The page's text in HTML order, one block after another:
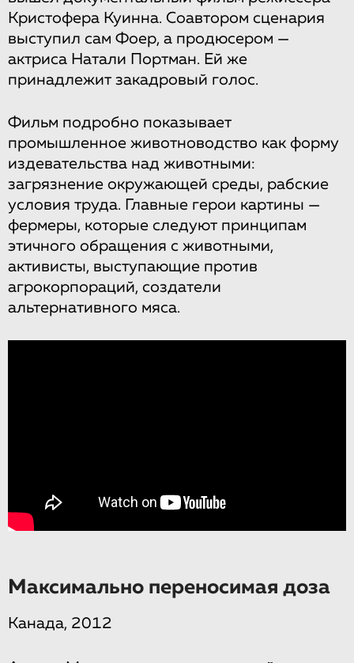
Кристофера Куинна. Соавтором сценария
выступил сам Фоер, а продюсером —
актриса Натали Портман. Ей же
принадлежит закадровый голос.
Фильм подробно показывает
промышленное животноводство как форму
издевательства над животными:
загрязнение окружающей среды, рабские
условия труда. Главные герои картины —
фермеры, которые следуют принципам
этичного обращения с животными,
активисты, выступающие против
агрокорпораций, создатели
альтернативного мяса.
Максимально переносимая доза
Канада, 2012